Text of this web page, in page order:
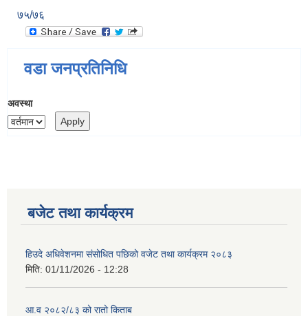
७५/७६
वडा जनप्रतिनिधि
अवस्था
बजेट तथा कार्यक्रम
हिउदे अधिवेशनमा संसोधित पछिको वजेट तथा कार्यक्रम २०८३
मिति: 01/11/2026 - 12:28
आ.व २०८२/८३ को रातो किताब